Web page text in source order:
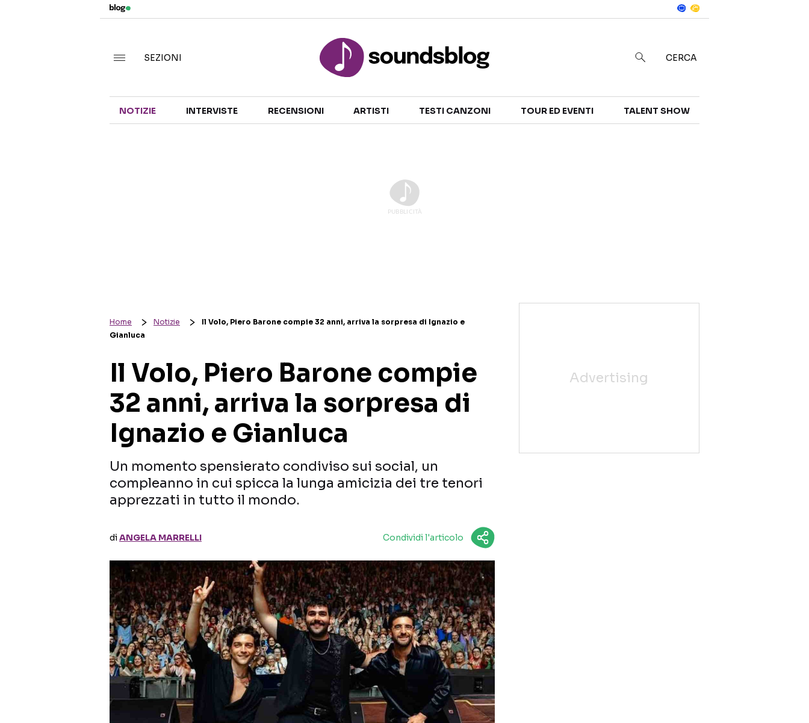
TALENT SHOW
SEZIONI CERCA
NOTIZIE INTERVISTE RECENSIONI ARTISTI TESTI CANZONI TOUR ED EVENTI TALENT SHOW
Home Notizie
Il Volo, Piero Barone compie 32 anni, arriva la sorpresa di Ignazio e
Gianluca
Il Volo, Piero Barone compie
32 anni, arriva la sorpresa di
Ignazio e Gianluca
Un momento spensierato condiviso sui social, un
compleanno in cui spicca la lunga amicizia dei tre tenori
apprezzati in tutto il mondo.
diANGELA MARRELLI Condividi l'articolo